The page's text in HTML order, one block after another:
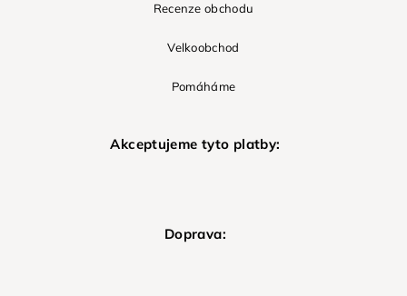
Recenze obchodu
Velkoobchod
Pomáháme
Akceptujeme tyto platby:
Doprava: